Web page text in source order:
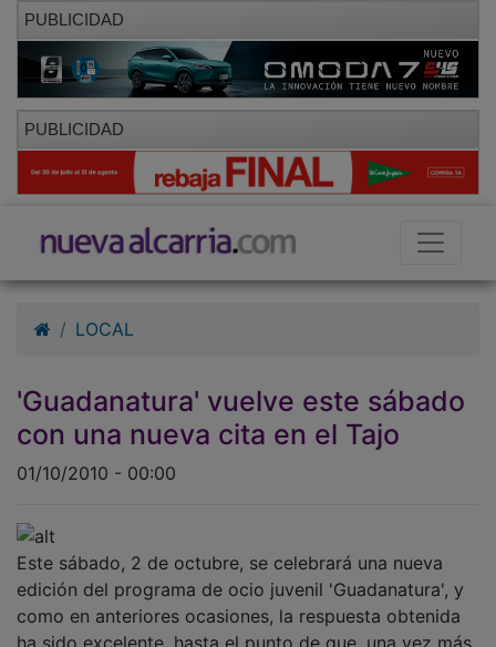
PUBLICIDAD
PUBLICIDAD
'Guadanatura' vuelve este sábado
con una nueva cita en el Tajo
Este sábado, 2 de octubre, se celebrará una nueva
edición del programa de ocio juvenil 'Guadanatura', y
como en anteriores ocasiones, la respuesta obtenida
ha sido excelente, hasta el punto de que, una vez más,